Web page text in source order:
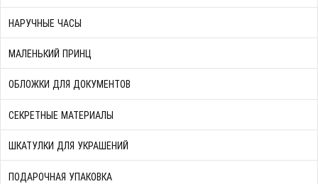
НАРУЧНЫЕ ЧАСЫ
МАЛЕНЬКИЙ ПРИНЦ
ОБЛОЖКИ ДЛЯ ДОКУМЕНТОВ
СЕКРЕТНЫЕ МАТЕРИАЛЫ
ШКАТУЛКИ ДЛЯ УКРАШЕНИЙ
ПОДАРОЧНАЯ УПАКОВКА